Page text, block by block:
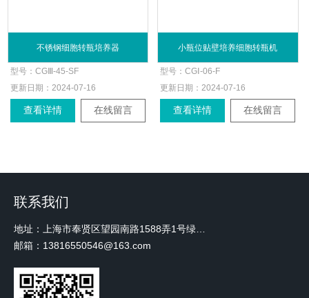
不锈钢细胞转瓶培养器
型号：CGⅢ-45-SF
更新日期： 2024-07-16
查看详情 在线留言
小瓶位贴壁培养细胞转瓶机
型号：CGⅠ-06-F
更新日期： 2024-07-16
查看详情 在线留言
联系我们
邮箱：13816550546@163.com